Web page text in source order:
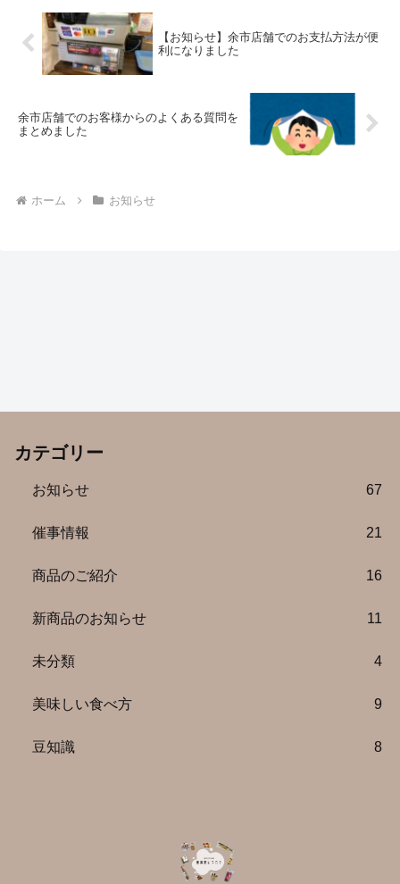
【お知らせ】余市店舗でのお支払方法が便
利になりました
余市店舗でのお客様からのよくある質問を
まとめました
ホーム お知らせ
カテゴリー
お知らせ 67
催事情報 21
商品のご紹介 16
新商品のお知らせ 11
未分類 4
美味しい食べ方 9
豆知識 8